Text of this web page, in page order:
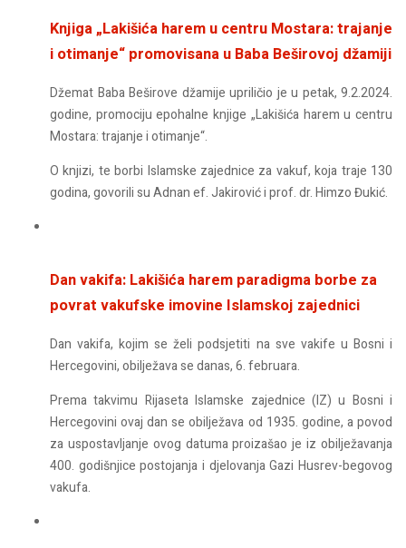
Knjiga „Lakišića harem u centru Mostara: trajanje
i otimanje“ promovisana u Baba Beširovoj džamiji
Džemat Baba Beširove džamije upriličio je u petak, 9.2.2024.
godine, promociju epohalne knjige „Lakišića harem u centru
Mostara: trajanje i otimanje“.
O knjizi, te borbi Islamske zajednice za vakuf, koja traje 130
godina, govorili su Adnan ef. Jakirović i prof. dr. Himzo Đukić.
Dan vakifa: Lakišića harem paradigma borbe za
povrat vakufske imovine Islamskoj zajednici
Dan vakifa, kojim se želi podsjetiti na sve vakife u Bosni i
Hercegovini, obilježava se danas, 6. februara.
Prema takvimu Rijaseta Islamske zajednice (IZ) u Bosni i
Hercegovini ovaj dan se obilježava od 1935. godine, a povod
za uspostavljanje ovog datuma proizašao je iz obilježavanja
400. godišnjice postojanja i djelovanja Gazi Husrev-begovog
vakufa.